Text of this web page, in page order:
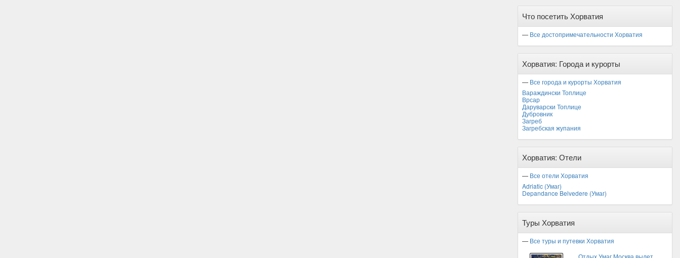
Ноябрь
Что посетить Хорватия
— Все достопримечательности Хорватия
Хорватия: Города и курорты
— Все города и курорты Хорватия
Вараждински Топлице
Врсар
Даруварски Топлице
Дубровник
Загреб
Загребская жупания
Хорватия: Отели
— Все отели Хорватия
Adriatic (Умаг)
Depandance Belvedere (Умаг)
Туры Хорватия
— Все туры и путевки Хорватия
Отдых Умаг Москва вылет